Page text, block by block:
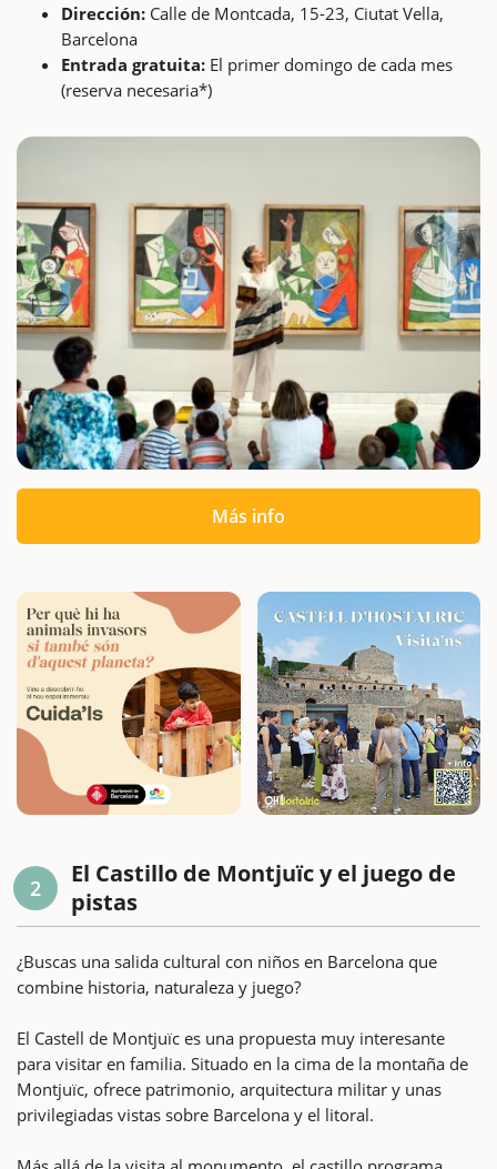
Dirección: Calle de Montcada, 15-23, Ciutat Vella,
Barcelona
Entrada gratuita: El primer domingo de cada mes
(reserva necesaria*)
Más info
2
El Castillo de Montjuïc y el juego de
pistas
¿Buscas una salida cultural con niños en Barcelona que
combine historia, naturaleza y juego?
El Castell de Montjuïc es una propuesta muy interesante
para visitar en familia. Situado en la cima de la montaña de
Montjuïc, ofrece patrimonio, arquitectura militar y unas
privilegiadas vistas sobre Barcelona y el litoral.